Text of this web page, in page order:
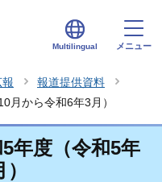
Multilingual メニュー
報
報道提供資料
から令和6年3月）
年度（令和5年